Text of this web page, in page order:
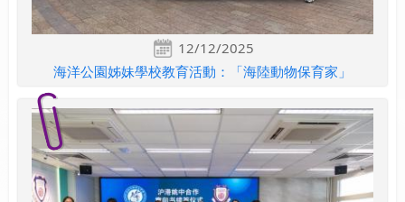
12/12/2025
海洋公園姊妹學校教育活動：「海陸動物保育家」